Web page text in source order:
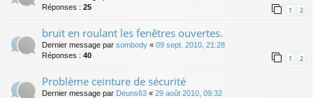
Réponses : 25 1 2
bruit en roulant les fenêtres ouvertes.
Dernier message par sombody « 09 sept. 2010, 21:28
Réponses : 40 1 2
Problème ceinture de sécurité
Dernier message par Deuns63 « 29 août 2010, 09:32